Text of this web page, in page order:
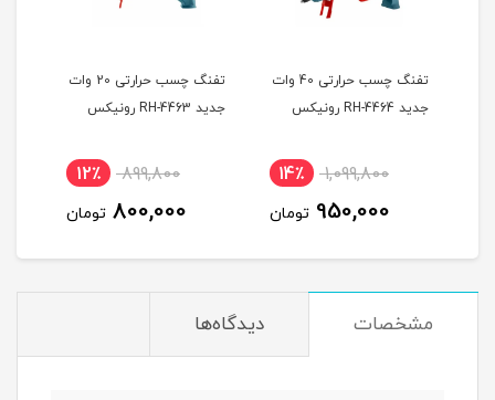
تفنگ چسب حرارتی 40 وات
جدید RH-4464 رونیکس
1,099,800 14٪
950,000 تومان
تفنگ چسب حرارتی 20 وات
جدید RH-4463 رونیکس
899,800 12٪
800,000 تومان
مشخصات دیدگاه‌ها